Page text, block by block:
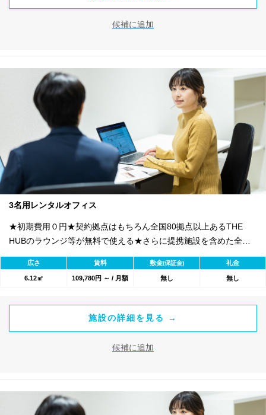
候補に追加
3名用レンタルオフィス
★初期費用０円★契約拠点はもちろん全国80拠点以上あるTHE
HUBのラウンジ等が無料で使える★さらに提携施設を含めた全
1800のワークスペースが利用可能★
広さ 賃料 敷金(保証金) 礼金
6.12㎡ 109,780円 ～ / 月額 無し 無し
施設の詳細を見る →
候補に追加